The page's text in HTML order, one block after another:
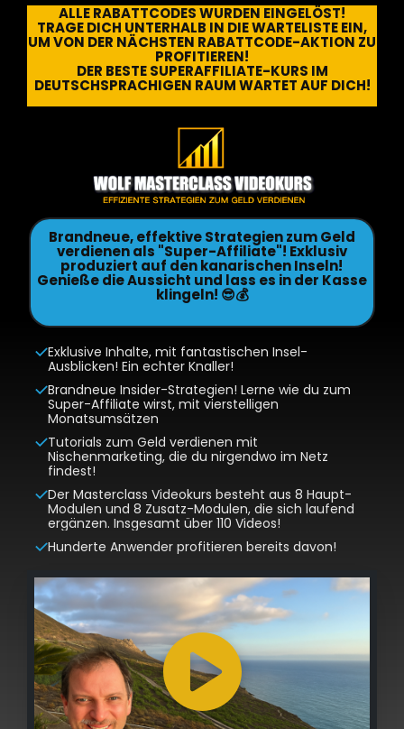
ALLE RABATTCODES WURDEN EINGELÖST!
TRAGE DICH UNTERHALB IN DIE WARTELISTE EIN,
UM VON DER NÄCHSTEN RABATTCODE-AKTION ZU
PROFITIEREN!
DER BESTE SUPERAFFILIATE-KURS IM
DEUTSCHSPRACHIGEN RAUM WARTET AUF DICH!
Brandneue, effektive Strategien zum Geld
verdienen als "Super-Affiliate"! Exklusiv
produziert auf den kanarischen Inseln!
Genieße die Aussicht und lass es in der Kasse
klingeln! 😎💰
Exklusive Inhalte, mit fantastischen Insel-
Ausblicken! Ein echter Knaller!
Brandneue Insider-Strategien! Lerne wie du zum
Super-Affiliate wirst, mit vierstelligen
Monatsumsätzen
Tutorials zum Geld verdienen mit
Nischenmarketing, die du nirgendwo im Netz
findest!
Der Masterclass Videokurs besteht aus 8 Haupt-
Modulen und 8 Zusatz-Modulen, die sich laufend
ergänzen. Insgesamt über 110 Videos!
Hunderte Anwender profitieren bereits davon!
Klicke hier, um Statistiken-Cookies zu
akzeptieren und diesen Inhalt zu aktivieren